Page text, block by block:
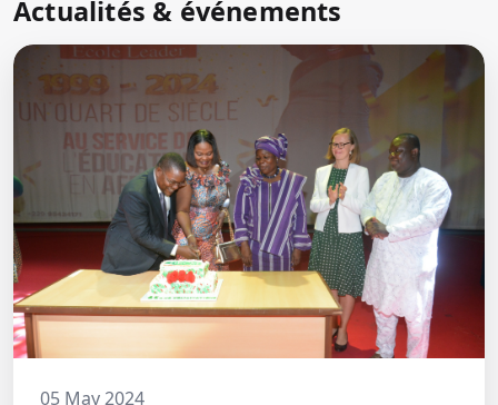
Actualités & événements
05 May 2024